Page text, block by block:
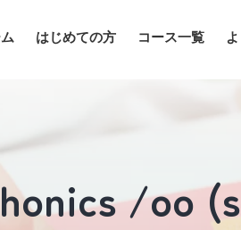
はじめての方 コース一覧
/oo